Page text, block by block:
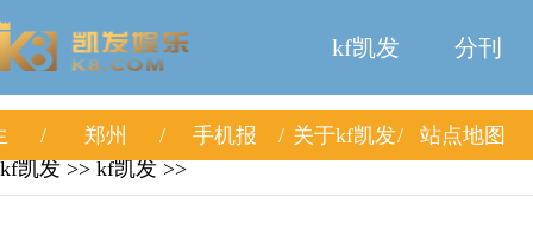
kf凯发 分刊
郑州 手机报 关于kf凯发
站点地图
kf凯发 >> kf凯发 >>